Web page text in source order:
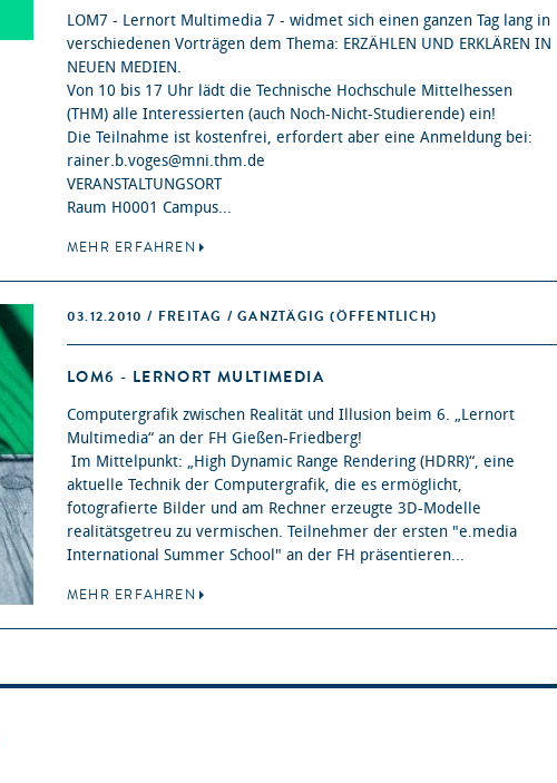
LOM7 - Lernort Multimedia 7 - widmet sich einen ganzen Tag lang in
verschiedenen Vorträgen dem Thema: ERZÄHLEN UND ERKLÄREN IN
NEUEN MEDIEN.
Von 10 bis 17 Uhr lädt die Technische Hochschule Mittelhessen
(THM) alle Interessierten (auch Noch-Nicht-Studierende) ein!
Die Teilnahme ist kostenfrei, erfordert aber eine Anmeldung bei:
rainer.b.voges@mni.thm.de
VERANSTALTUNGSORT
Raum H0001 Campus...
MEHR ERFAHREN
03.12.2010 / FREITAG / GANZTÄGIG(ÖFFENTLICH)
LOM6 - LERNORT MULTIMEDIA
Computergrafik zwischen Realität und Illusion beim 6. „Lernort
Multimedia“ an der FH Gießen-Friedberg!
Im Mittelpunkt: „High Dynamic Range Rendering (HDRR)“, eine
aktuelle Technik der Computergrafik, die es ermöglicht,
fotografierte Bilder und am Rechner erzeugte 3D-Modelle
realitätsgetreu zu vermischen. Teilnehmer der ersten "e.media
International Summer School" an der FH präsentieren...
MEHR ERFAHREN